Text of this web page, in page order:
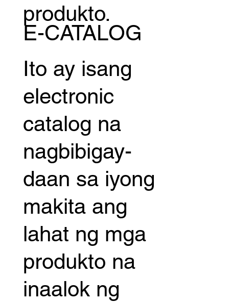
produkto.
E-CATALOG
Ito ay isang
electronic
catalog na
nagbibigay-
daan sa iyong
makita ang
lahat ng mga
produkto na
inaalok ng